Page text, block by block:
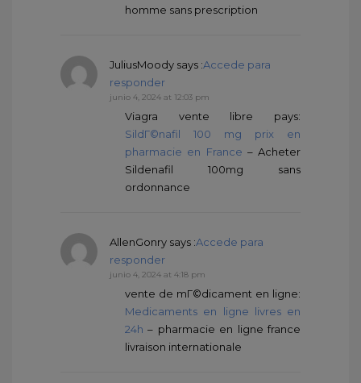
homme sans prescription
JuliusMoody says :Accede para
responder
junio 4, 2024 at 12:03 pm
Viagra vente libre pays:
SildГ©nafil 100 mg prix en
pharmacie en France – Acheter
Sildenafil 100mg sans
ordonnance
AllenGonry says :Accede para
responder
junio 4, 2024 at 4:18 pm
vente de mГ©dicament en ligne:
Medicaments en ligne livres en
24h – pharmacie en ligne france
livraison internationale